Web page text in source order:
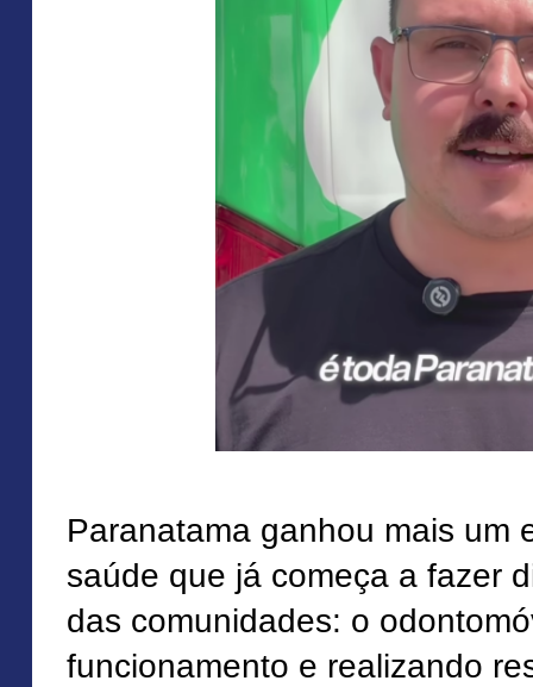
Paranatama ganhou mais um
saúde que já começa a fazer
das comunidades: o
funcionamento e realizando